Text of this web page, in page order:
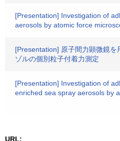
[Presentation] Investigation of
aerosols by atomic force
[Presentation] 原子間力顕微鏡を
ゾルの個別粒子付着力測定
[Presentation] Investigation of
enriched sea spray aerosols by
URL: